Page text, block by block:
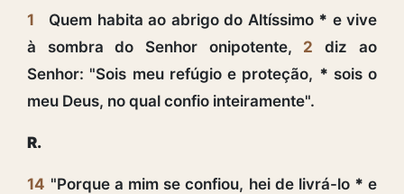
1 Quem habita ao abrigo do Altíssimo * e vive
à sombra do Senhor onipotente, 2
diz ao
Senhor: "Sois meu refúgio e proteção, * sois o
meu Deus, no qual confio inteiramente".
R.
14 "Porque a mim se confiou, hei de livrá-lo * e